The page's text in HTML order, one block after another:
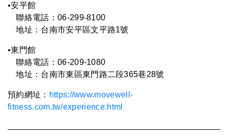
•安平館
聯絡電話：06-299-8100
地址：台南市安平區文平路1號
•東門館
聯絡電話：06-209-1080
地址：台南市東區東門路二段365巷28號
預約網址： https://www.movewell-
fitness.com.tw/experience.html